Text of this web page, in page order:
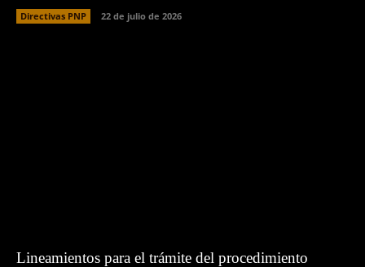
Directivas PNP 22 de julio de 2026
Lineamientos para el trámite del procedimiento